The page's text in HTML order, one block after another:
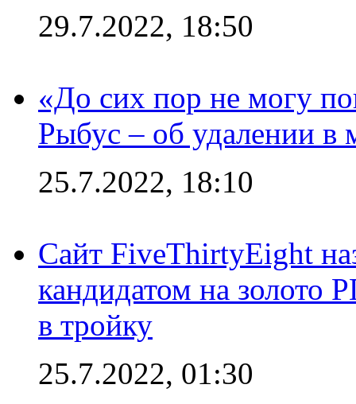
29.7.2022, 18:50
«До сих пор не могу
Рыбус – об удалении в
25.7.2022, 18:10
Сайт FiveThirtyEight
кандидатом на
в тройку
25.7.2022, 01:30